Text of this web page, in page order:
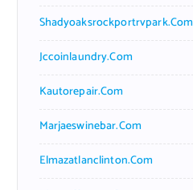
Shadyoaksrockportrvpark.com
Jccoinlaundry.com
Kautorepair.com
Marjaeswinebar.com
Elmazatlanclinton.com